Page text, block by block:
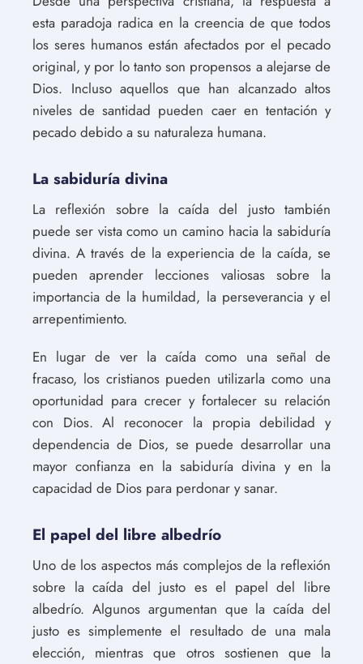
esta paradoja radica en la creencia de que todos
los seres humanos están afectados por el pecado
original, y por lo tanto son propensos a alejarse de
Dios. Incluso aquellos que han alcanzado altos
niveles de santidad pueden caer en tentación y
pecado debido a su naturaleza humana.
La sabiduría divina
La reflexión sobre la caída del justo también
puede ser vista como un camino hacia la sabiduría
divina. A través de la experiencia de la caída, se
pueden aprender lecciones valiosas sobre la
importancia de la humildad, la perseverancia y el
arrepentimiento.
En lugar de ver la caída como una señal de
fracaso, los cristianos pueden utilizarla como una
oportunidad para crecer y fortalecer su relación
con Dios. Al reconocer la propia debilidad y
dependencia de Dios, se puede desarrollar una
mayor confianza en la sabiduría divina y en la
capacidad de Dios para perdonar y sanar.
El papel del libre albedrío
Uno de los aspectos más complejos de la reflexión
sobre la caída del justo es el papel del libre
albedrío. Algunos argumentan que la caída del
justo es simplemente el resultado de una mala
elección, mientras que otros sostienen que la